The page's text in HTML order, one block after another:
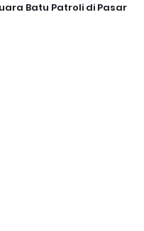
Batu Patroli di Pasar